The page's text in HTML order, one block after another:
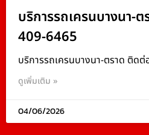
บริการรถเครนบางนา-
409-6465
บริการรถเครนบางนา-ตราด ติดต่
ดูเพิ่มเติม »
04/06/2026